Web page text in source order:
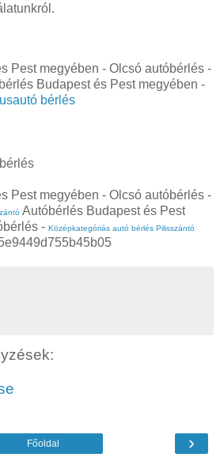
Pest megyében - Olcsó autóbérlés -
Budapest és Pest megyében -
bérlés
Pest megyében - Olcsó autóbérlés -
Autóbérlés Budapest és Pest
- Középkategóriás autó bérlés Pilisszántó
›
Főoldal